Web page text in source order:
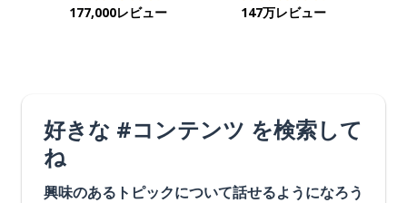
177,000レビュー 147万レビュー
好きな #コンテンツ を検索して
ね
興味のあるトピックについて話せるようになろう